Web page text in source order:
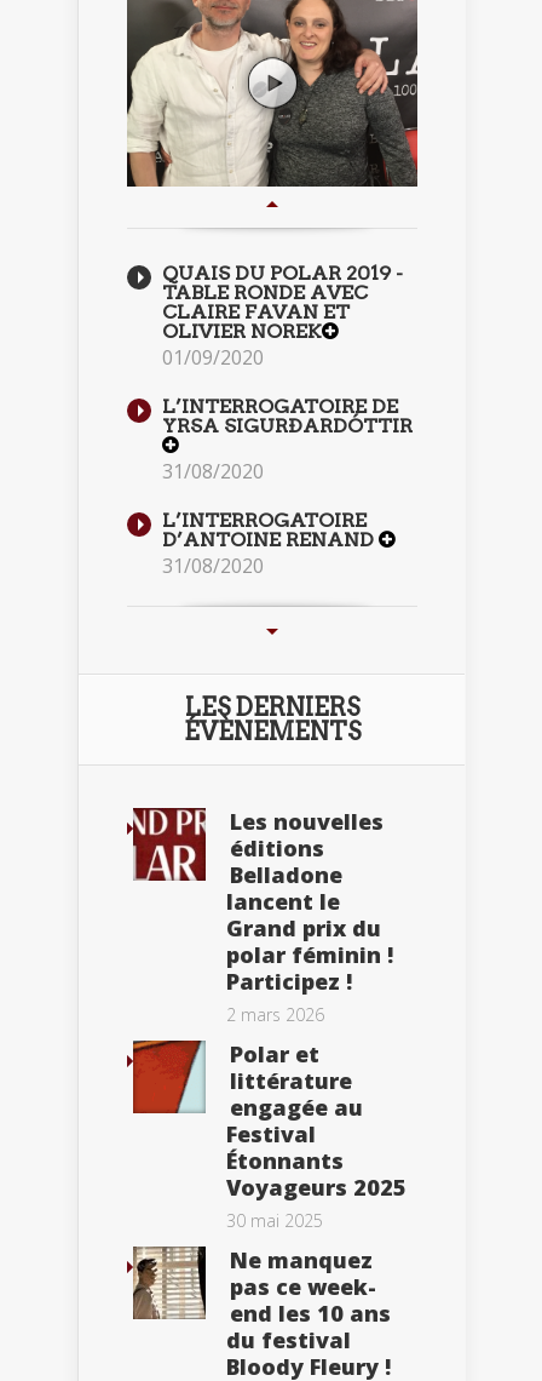
QUAIS DU POLAR 2019 -
TABLE RONDE AVEC
CLAIRE FAVAN ET
OLIVIER NOREK
01/09/2020
L’INTERROGATOIRE DE
YRSA SIGURÐARDÓTTIR
31/08/2020
L’INTERROGATOIRE
D’ANTOINE RENAND
31/08/2020
LES DERNIERS
ÉVÈNEMENTS
Les nouvelles
éditions
Belladone
lancent le
Grand prix du
polar féminin !
Participez !
2 mars 2026
Polar et
littérature
engagée au
Festival
Étonnants
Voyageurs 2025
30 mai 2025
Ne manquez
pas ce week-
end les 10 ans
du festival
Bloody Fleury !